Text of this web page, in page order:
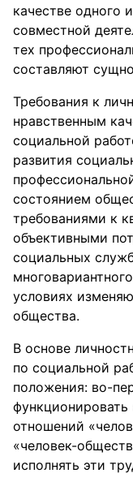
качестве одного
совместной
тех
составляют
Требования к
нравственным
социальной
развития
состоянием
требованиями к
объективными
социальных
условиях
общества.
В основе
по социальной
положения: во-
отношений
«человек-
исполнять эти